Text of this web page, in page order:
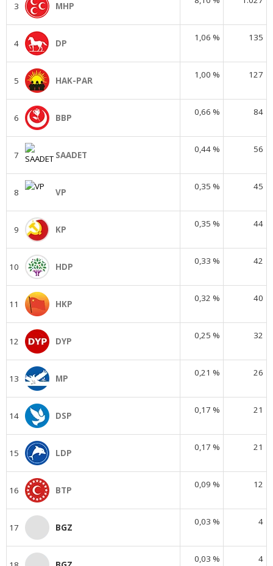
3 MHP
4 DP
1,06 % 135
5 HAK-PAR
1,00 % 127
6 BBP
0,66 % 84
7 SAADET
0,44 % 56
8 VP
0,35 % 45
9 KP
0,35 % 44
10 HDP
0,33 % 42
11 HKP
0,32 % 40
12 DYP
0,25 % 32
13 MP
0,21 % 26
14 DSP
0,17 % 21
15 LDP
0,17 % 21
16 BTP
0,09 % 12
17 BGZ
0,03 % 4
0,03 % 4